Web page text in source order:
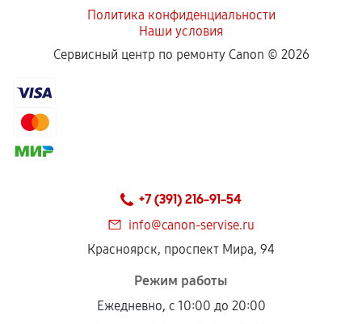
Политика конфиденциальности
Наши условия
Сервисный центр по ремонту Canon © 2026
+7 (391) 216-91-54
info@canon-servise.ru
Красноярск, проспект Мира, 94
Режим работы
Ежедневно, с 10:00 до 20:00